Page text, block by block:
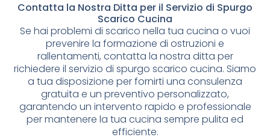
Contatta la Nostra Ditta per il Servizio di Spurgo
Scarico Cucina
Se hai problemi di scarico nella tua cucina o vuoi
prevenire la formazione di ostruzioni e
rallentamenti, contatta la nostra ditta per
richiedere il servizio di spurgo scarico cucina. Siamo
a tua disposizione per fornirti una consulenza
gratuita e un preventivo personalizzato,
garantendo un intervento rapido e professionale
per mantenere la tua cucina sempre pulita ed
efficiente.